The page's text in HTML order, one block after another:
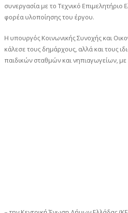
συνεργασία με το Τεχνικό Επιμελητήριο
φορέα υλοποίησης του έργου.
Η υπουργός Κοινωνικής Συνοχής και
κάλεσε τους δημάρχους, αλλά και τους
παιδικών σταθμών και νηπιαγωγείων, με